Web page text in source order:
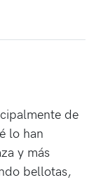
de
lo han
y más
bellotas,